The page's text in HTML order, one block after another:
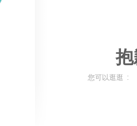
您可以逛逛 :